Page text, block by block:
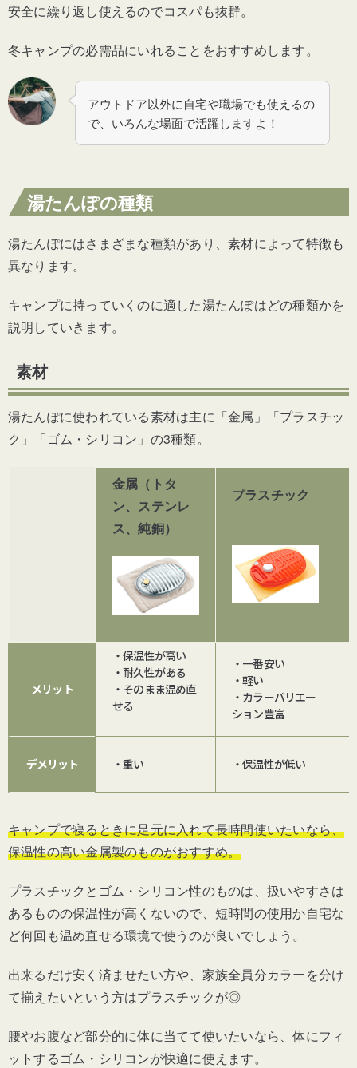
安全に繰り返し使えるのでコスパも抜群。
冬キャンプの必需品にいれることをおすすめします。
アウトドア以外に自宅や職場でも使えるの
で、いろんな場面で活躍しますよ！
湯たんぽの種類
湯たんぽにはさまざまな種類があり、素材によって特徴も
異なります。
キャンプに持っていくのに適した湯たんぽはどの種類かを
説明していきます。
素材
湯たんぽに使われている素材は主に「金属」「プラスチッ
ク」「ゴム・シリコン」の3種類。
金属（トタ
ン、ステンレ
ス、純銅）
プラスチック
メリット
・保温性が高い
・耐久性がある
・そのまま温め直
せる
・一番安い
・軽い
・カラーバリエー
ション豊富
デメリット ・重い ・保温性が低い
キャンプで寝るときに足元に入れて長時間使いたいなら、
保温性の高い金属製のものがおすすめ。
プラスチックとゴム・シリコン性のものは、扱いやすさは
あるものの保温性が高くないので、短時間の使用か自宅な
ど何回も温め直せる環境で使うのが良いでしょう。
出来るだけ安く済ませたい方や、家族全員分カラーを分け
て揃えたいという方はプラスチックが◎
腰やお腹など部分的に体に当てて使いたいなら、体にフィ
ットするゴム・シリコンが快適に使えます。